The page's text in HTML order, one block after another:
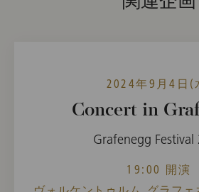
2024年9月4日(
Concert in
Grafenegg Festival
19:00 開演